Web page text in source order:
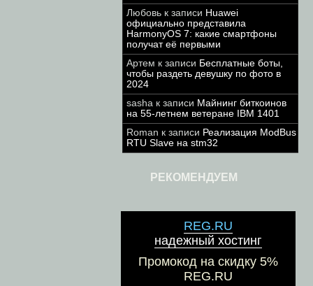
Любовь к записи Huawei
официально представила
HarmonyOS 7: какие смартфоны
получат её первыми
Артем к записи Бесплатные боты,
чтобы раздеть девушку по фото в
2024
sasha к записи Майнинг биткоинов
на 55-летнем ветеране IBM 1401
Roman к записи Реализация ModBus
RTU Slave на stm32
РЕКОМЕНДУЕМ
REG.RU
надежный хостинг
Промокод на скидку 5%
REG.RU